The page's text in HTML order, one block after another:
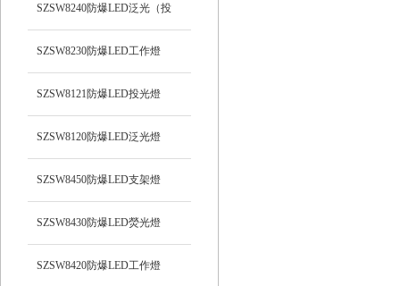
光）工作燈
SZSW8240防爆LED泛光（投
光）工作燈
SZSW8230防爆LED工作燈
SZSW8121防爆LED投光燈
SZSW8120防爆LED泛光燈
SZSW8450防爆LED支架燈
SZSW8430防爆LED熒光燈
SZSW8420防爆LED工作燈